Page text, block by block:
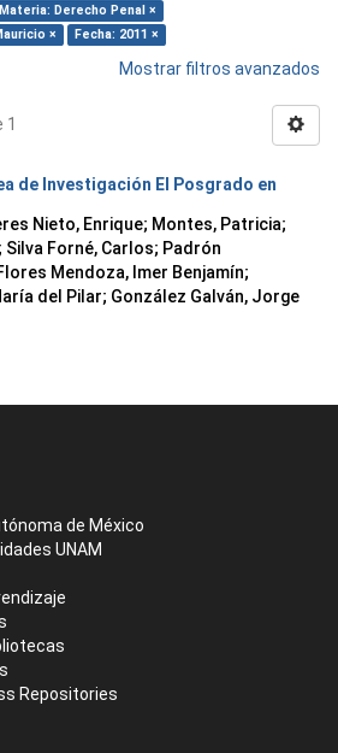
Materia: Derecho Penal ×
×
Fecha: 2011 ×
Mostrar filtros avanzados
de Investigación El Posgrado en
Nieto, Enrique; Montes, Patricia;
; Silva Forné, Carlos; Padrón
Mendoza, Imer Benjamín;
del Pilar; González Galván, Jorge
de México
UNAM
Repositories